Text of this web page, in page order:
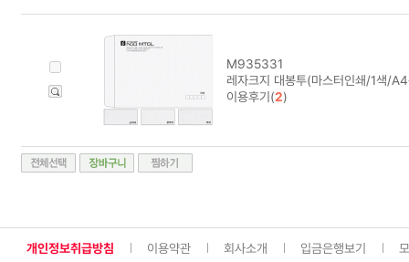
M935331
레자크지 대봉투(마스터인쇄/1색/
이용후기(2)
개인정보취급방침 이용약관 회사소개 입금은행보기